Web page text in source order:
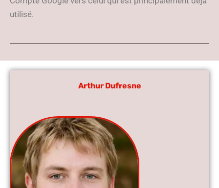
utilisé.
Arthur Dufresne